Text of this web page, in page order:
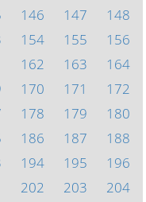
146 147
148
154 155
156
162 163
164
170 171
172
178 179
180
186 187
188
194 195
196
202 203
204